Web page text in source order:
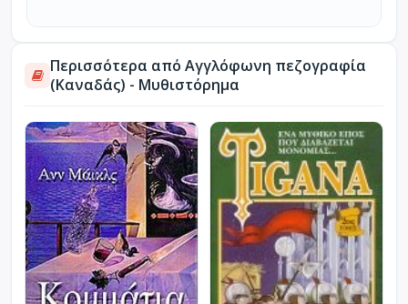
Περισσότερα από Αγγλόφωνη πεζογραφία
(Καναδάς) - Μυθιστόρημα